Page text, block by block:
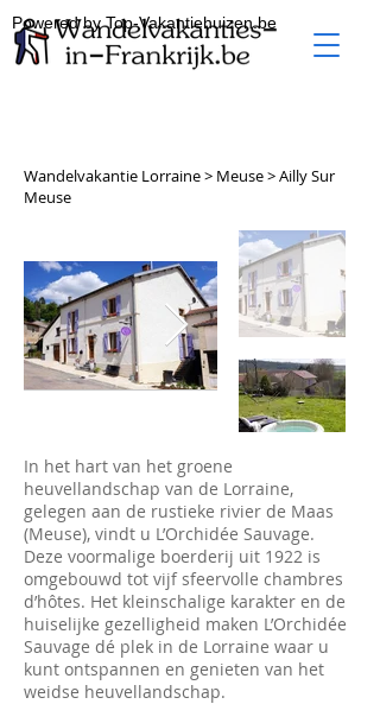
Powered by Top-Vakantiehuizen.be
Wandelvakantie Lorraine > Meuse > Ailly Sur
Meuse
In het hart van het groene
heuvellandschap van de Lorraine,
gelegen aan de rustieke rivier de Maas
(Meuse), vindt u L’Orchidée Sauvage.
Deze voormalige boerderij uit 1922 is
omgebouwd tot vijf sfeervolle chambres
d’hôtes. Het kleinschalige karakter en de
huiselijke gezelligheid maken L’Orchidée
Sauvage dé plek in de Lorraine waar u
kunt ontspannen en genieten van het
weidse heuvellandschap.